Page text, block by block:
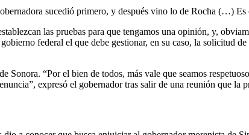
sucedió primero, y después vino lo de Rocha (…)
las pruebas para que tengamos una opinión, y,
federal el que debe gestionar, en su caso, la solicitud
Sonora. “Por el bien de todos, más vale que seamos
expresó el gobernador tras salir de una reunión que